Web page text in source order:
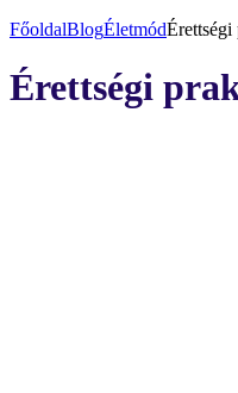
FőoldalBlogÉletmód
Érettségi